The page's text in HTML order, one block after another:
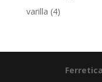
varilla (4)
Ferretica